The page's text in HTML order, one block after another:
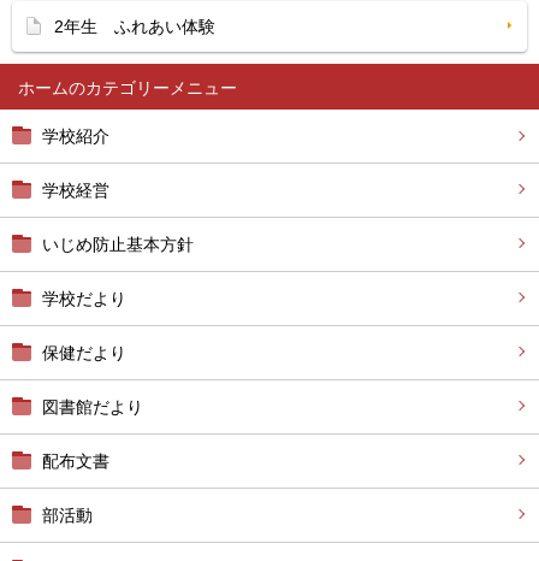
ホーム
学校紹介
学校経営
いじめ防止基本方針
学校だより
保健だより
図書館だより
配布文書
部活動
2年生 ふれあい体験